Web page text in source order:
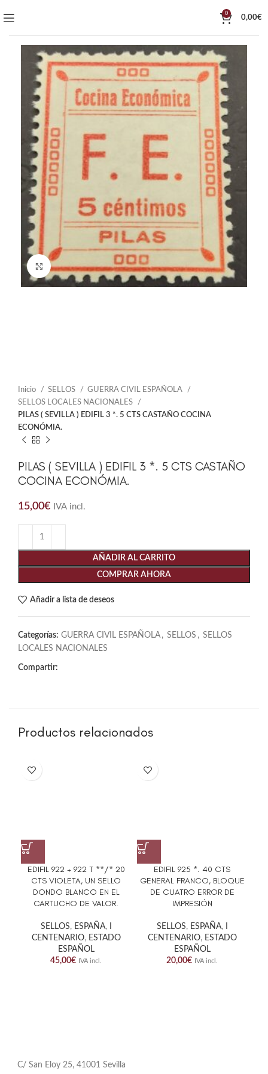
0
0,00€
Click to enlarge
Inicio SELLOS
GUERRA CIVIL ESPAÑOLA
SELLOS LOCALES NACIONALES
PILAS ( SEVILLA ) EDIFIL 3 *. 5 CTS CASTAÑO COCINA
ECONÓMIA.
PILAS ( SEVILLA ) EDIFIL 3 *. 5 CTS CASTAÑO
COCINA ECONÓMIA.
15,00€ IVA incl.
AÑADIR AL CARRITO
COMPRAR AHORA
Añadir a lista de deseos
Categorías: GUERRA CIVIL ESPAÑOLA , SELLOS , SELLOS
LOCALES NACIONALES
Compartir:
Productos relacionados
EDIFIL 922 + 922 T **/* 20
CTS VIOLETA, UN SELLO
DONDO BLANCO EN EL
CARTUCHO DE VALOR.
SELLOS, ESPAÑA,
CENTENARIO, ESTADO
ESPAÑOL
45,00€ IVA incl.
EDIFIL 925 *. 40 CTS
GENERAL FRANCO, BLOQUE
DE CUATRO ERROR DE
IMPRESIÓN
SELLOS, ESPAÑA,
CENTENARIO, ESTADO
ESPAÑOL
20,00€ IVA incl.
C/ San Eloy 25, 41001 Sevilla